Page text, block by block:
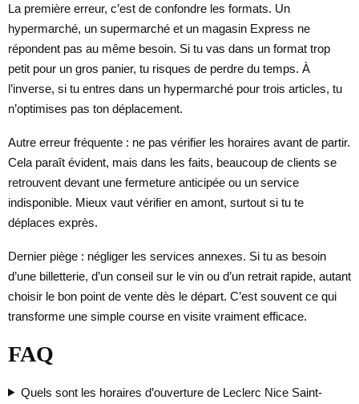
La première erreur, c’est de confondre les formats. Un
hypermarché, un supermarché et un magasin Express ne
répondent pas au même besoin. Si tu vas dans un format trop
petit pour un gros panier, tu risques de perdre du temps. À
l’inverse, si tu entres dans un hypermarché pour trois articles, tu
n’optimises pas ton déplacement.
Autre erreur fréquente : ne pas vérifier les horaires avant de partir.
Cela paraît évident, mais dans les faits, beaucoup de clients se
retrouvent devant une fermeture anticipée ou un service
indisponible. Mieux vaut vérifier en amont, surtout si tu te
déplaces exprès.
Dernier piège : négliger les services annexes. Si tu as besoin
d’une billetterie, d’un conseil sur le vin ou d’un retrait rapide, autant
choisir le bon point de vente dès le départ. C’est souvent ce qui
transforme une simple course en visite vraiment efficace.
FAQ
Quels sont les horaires d’ouverture de Leclerc Nice Saint-